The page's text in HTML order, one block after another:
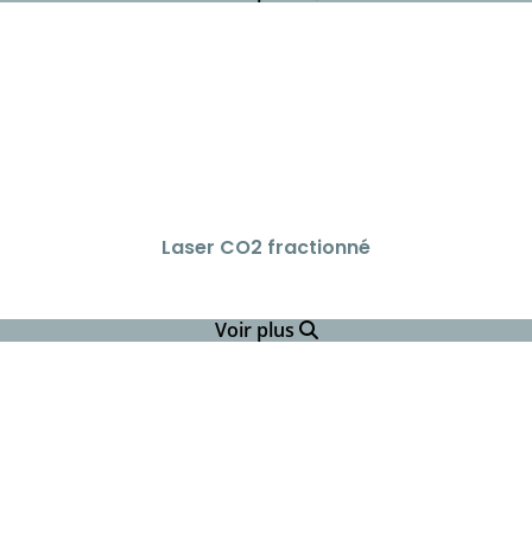
Laser CO2 fractionné
Voir plus